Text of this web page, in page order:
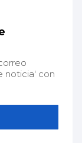
noticia' con